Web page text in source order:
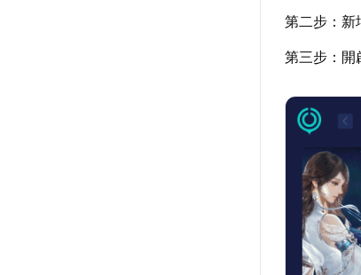
第二步：新
第三步：開